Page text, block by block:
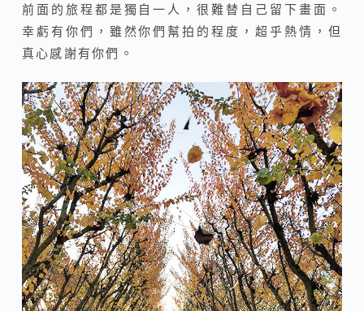
前面的旅程都是獨自一人，很難替自己留下畫面。
幸虧有你們，雖然你們幫拍的程度，超乎熱情，但
真心感謝有你們。